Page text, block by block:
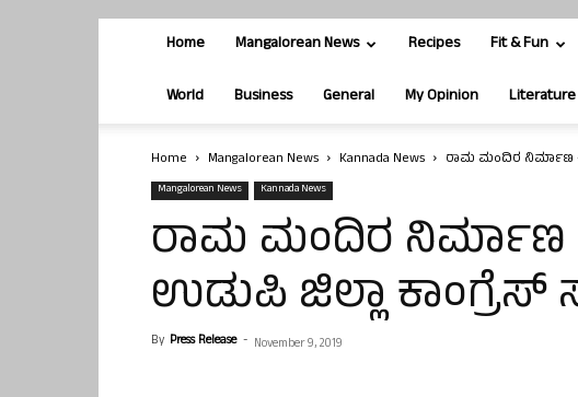
Home Mangalorean News Recipes Fit & Fun
World Business General My Opinion Literature
Home Mangalorean News Kannada News ರಾಮ ಮಂದಿರ ನಿರ್ಮಾಣ –
Mangalorean News Kannada News
ರಾಮ ಮಂದಿರ ನಿರ್ಮಾಣ –
ಉಡುಪಿ ಜಿಲ್ಲಾ ಕಾಂಗ್ರೆಸ್
By Press Release - November 9, 2019